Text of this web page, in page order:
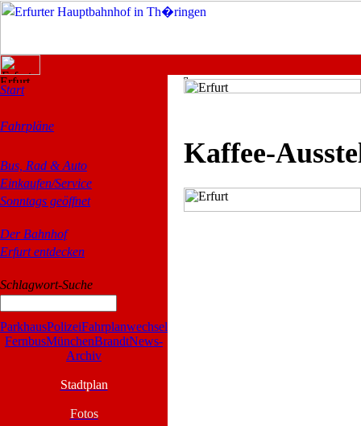
Start
Fahrpläne
Bus, Rad & Auto
Einkaufen/Service
Sonntags geöffnet
Der Bahnhof
Erfurt entdecken
Schlagwort-Suche
ParkhausPolizeiFahrplanwechsel
FernbusMünchenBrandtNews-
Archiv
Stadtplan
Fotos
Kaffee-